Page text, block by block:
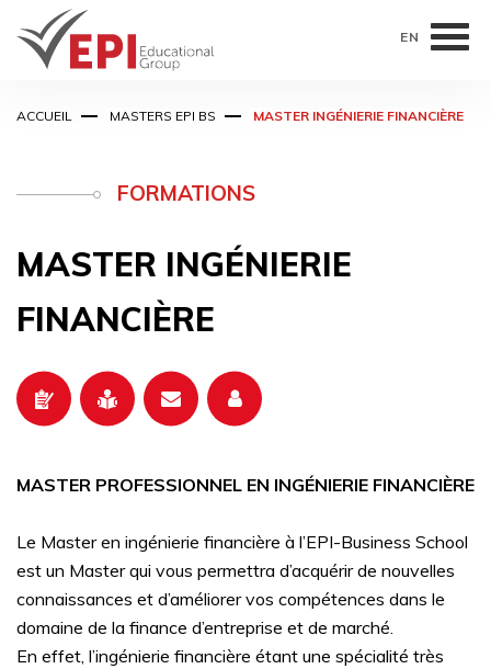
au
EN
FORMATIONS
ACCUEIL MASTERS EPI BS MASTER INGÉNIERIE FINANCIÈRE
MASTER INGÉNIERIE
FINANCIÈRE
MASTER PROFESSIONNEL EN INGÉNIERIE FINANCIÈRE
Le Master en ingénierie financière à l’EPI-Business School
est un Master qui vous permettra d’acquérir de nouvelles
connaissances et d’améliorer vos compétences dans le
domaine de la finance d’entreprise et de marché.
En effet, l’ingénierie financière étant une spécialité très